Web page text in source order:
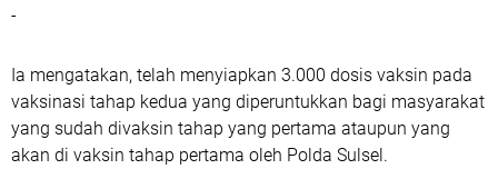
-
Ia mengatakan, telah menyiapkan 3.000 dosis vaksin pada
vaksinasi tahap kedua yang diperuntukkan bagi masyarakat
yang sudah divaksin tahap yang pertama ataupun yang
akan di vaksin tahap pertama oleh Polda Sulsel.